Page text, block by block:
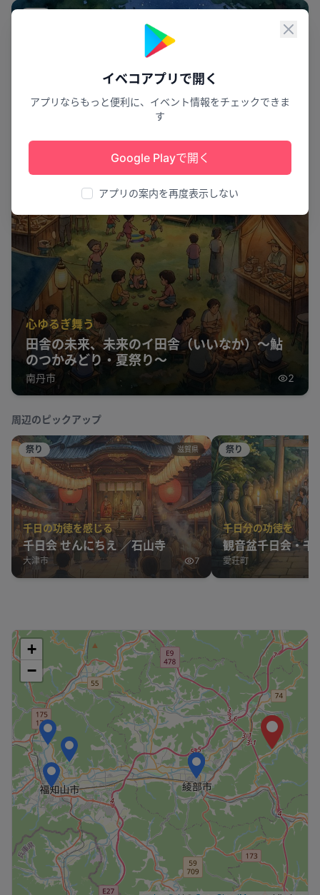
閉じ
イベコアプリで開く
アプリならもっと便利に、イベント情報をチェックできま
す
Google Playで開く
アプリの案内を再度表示しない
心ゆるぎ舞う
田舎の未来、未来のイ田舎（いいなか）～鮎
のつかみどり・夏祭り～
南丹市 2
周辺のピックアップ
祭り 滋賀県
千日の功徳を感じる
千日会 せんにちえ ／石山寺
大津市 7
祭り
千日分の功徳を
観音盆千日会・千
愛荘町
+
−